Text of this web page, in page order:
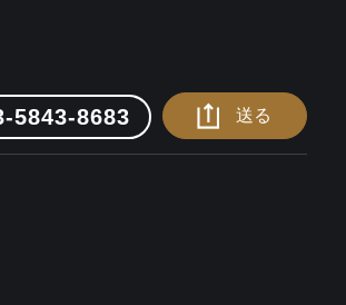
5843-8683 送る